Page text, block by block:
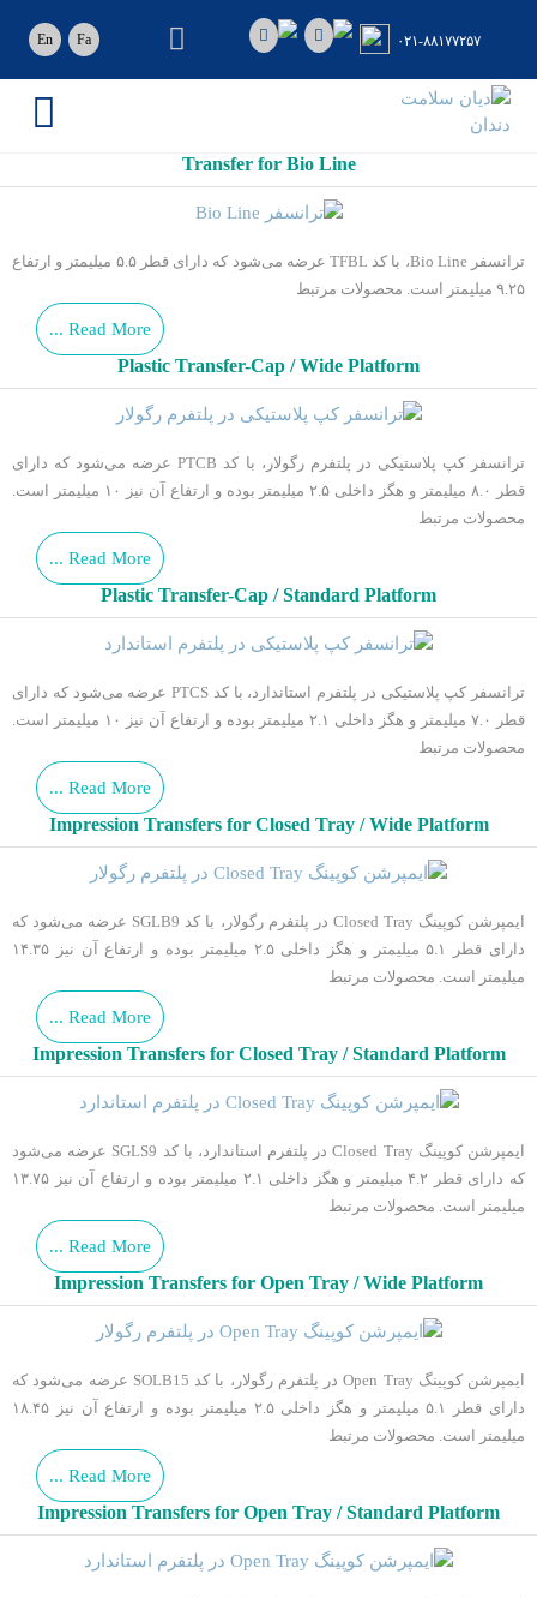
En Fa ۰۲۱-۸۸۱۷۷۲۵۷
دیان
ایمپلنت
Transfer for Bio Line
ترانسفر Bio Line، با کد TFBL عرضه می‌شود که دارای قطر ۵.۵ میلیمتر و ارتفاع
۹.۲۵ میلیمتر است. محصولات مرتبط
Read More ...
Plastic Transfer-Cap / Wide Platform
ترانسفر کپ پلاستیکی در پلتفرم رگولار، با کد PTCB عرضه می‌شود که دارای
قطر ۸.۰ میلیمتر و هگز داخلی ۲.۵ میلیمتر بوده و ارتفاع آن نیز ۱۰ میلیمتر است.
محصولات مرتبط
Read More ...
Plastic Transfer-Cap / Standard Platform
ترانسفر کپ پلاستیکی در پلتفرم استاندارد، با کد PTCS عرضه می‌شود که دارای
قطر ۷.۰ میلیمتر و هگز داخلی ۲.۱ میلیمتر بوده و ارتفاع آن نیز ۱۰ میلیمتر است.
محصولات مرتبط
Read More ...
Impression Transfers for Closed Tray / Wide Platform
ایمپرشن کوپینگ Closed Tray در پلتفرم رگولار، با کد SGLB9 عرضه می‌شود که
دارای قطر ۵.۱ میلیمتر و هگز داخلی ۲.۵ میلیمتر بوده و ارتفاع آن نیز ۱۴.۳۵
میلیمتر است. محصولات مرتبط
Read More ...
Impression Transfers for Closed Tray / Standard Platform
ایمپرشن کوپینگ Closed Tray در پلتفرم استاندارد، با کد SGLS9 عرضه می‌شود
که دارای قطر ۴.۲ میلیمتر و هگز داخلی ۲.۱ میلیمتر بوده و ارتفاع آن نیز ۱۳.۷۵
میلیمتر است. محصولات مرتبط
Read More ...
Impression Transfers for Open Tray / Wide Platform
ایمپرشن کوپینگ Open Tray در پلتفرم رگولار، با کد SOLB15 عرضه می‌شود که
دارای قطر ۵.۱ میلیمتر و هگز داخلی ۲.۵ میلیمتر بوده و ارتفاع آن نیز ۱۸.۴۵
میلیمتر است. محصولات مرتبط
Read More ...
Impression Transfers for Open Tray / Standard Platform